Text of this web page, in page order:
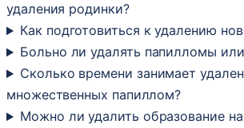
удаления родинки?
Как подготовиться к удалению
Больно ли удалять папилломы
Сколько времени занимает
множественных папиллом?
Можно ли удалить образование